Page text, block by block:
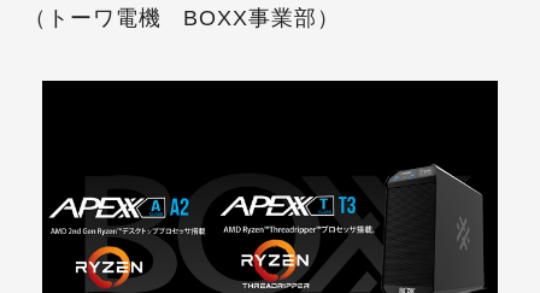
（トーワ電機 BOXX事業部）